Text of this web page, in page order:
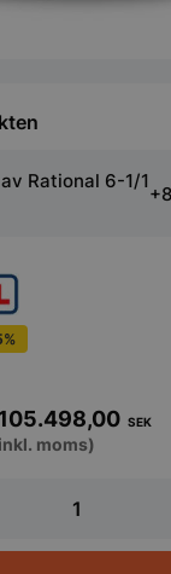
Rational 6-1/1
105.498,00 SEK
inkl. moms)